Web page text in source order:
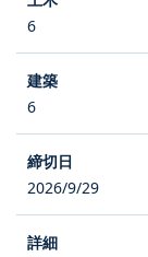
6
6
2026/9/29